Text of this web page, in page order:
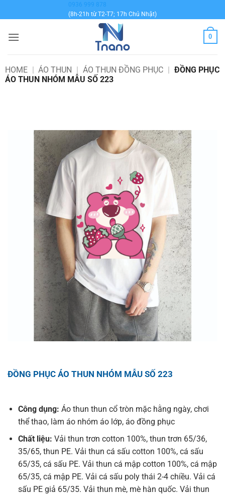
qua
dung
0936 999 878
(8h-21h từ T2-T7; 17h Chủ Nhật)
0
HOME | ÁO THUN | ÁO THUN ĐỒNG PHỤC | ĐỒNG PHỤC
ÁO THUN NHÓM MẪU SỐ 223
ĐỒNG PHỤC ÁO THUN NHÓM MẪU SỐ 223
Công dụng: Áo thun thun cổ tròn mặc hằng ngày, chơi
thể thao, làm áo nhóm áo lớp, áo đồng phục
Chất liệu: Vải thun trơn cotton 100%, thun trơn 65/36,
35/65, thun PE. Vải thun cá sấu cotton 100%, cá sấu
65/35, cá sấu PE. Vải thun cá mập cotton 100%, cá mập
65/35, cá mập PE. Vải cá sấu poly thái 2-4 chiều. Vải cá
sấu PE giả 65/35. Vải thun mè, mè hàn quốc. Vải thun